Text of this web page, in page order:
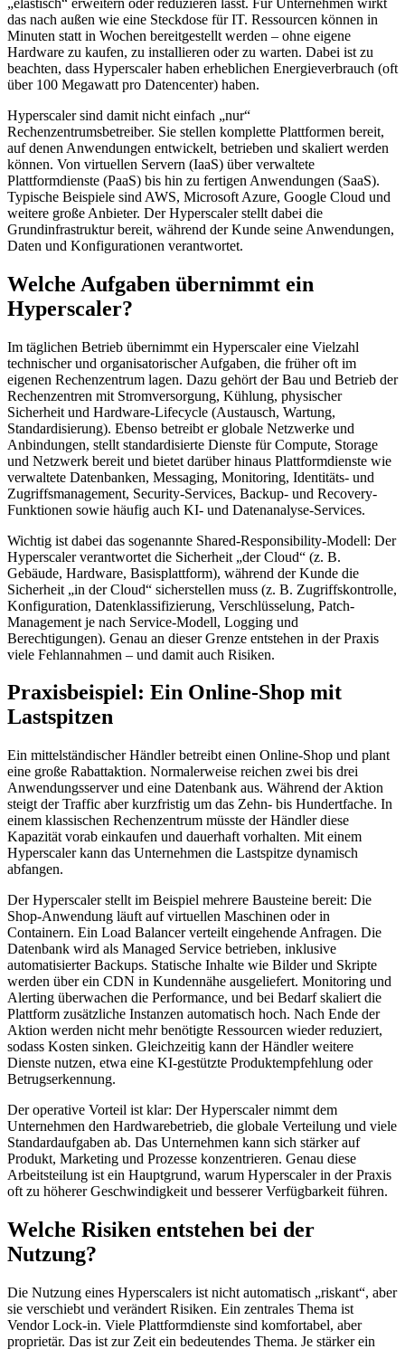
das nach außen wie eine Steckdose für IT. Ressourcen können in
Minuten statt in Wochen bereitgestellt werden – ohne eigene
Hardware zu kaufen, zu installieren oder zu warten. Dabei ist zu
beachten, dass Hyperscaler haben erheblichen Energieverbrauch (oft
über 100 Megawatt pro Datencenter) haben.
Hyperscaler sind damit nicht einfach „nur“
Rechenzentrumsbetreiber. Sie stellen komplette Plattformen bereit,
auf denen Anwendungen entwickelt, betrieben und skaliert werden
können. Von virtuellen Servern (IaaS) über verwaltete
Plattformdienste (PaaS) bis hin zu fertigen Anwendungen (SaaS).
Typische Beispiele sind AWS, Microsoft Azure, Google Cloud und
weitere große Anbieter. Der Hyperscaler stellt dabei die
Grundinfrastruktur bereit, während der Kunde seine Anwendungen,
Daten und Konfigurationen verantwortet.
Welche Aufgaben übernimmt ein
Hyperscaler?
Im täglichen Betrieb übernimmt ein Hyperscaler eine Vielzahl
technischer und organisatorischer Aufgaben, die früher oft im
eigenen Rechenzentrum lagen. Dazu gehört der Bau und Betrieb der
Rechenzentren mit Stromversorgung, Kühlung, physischer
Sicherheit und Hardware-Lifecycle (Austausch, Wartung,
Standardisierung). Ebenso betreibt er globale Netzwerke und
Anbindungen, stellt standardisierte Dienste für Compute, Storage
und Netzwerk bereit und bietet darüber hinaus Plattformdienste wie
verwaltete Datenbanken, Messaging, Monitoring, Identitäts- und
Zugriffsmanagement, Security-Services, Backup- und Recovery-
Funktionen sowie häufig auch KI- und Datenanalyse-Services.
Wichtig ist dabei das sogenannte Shared-Responsibility-Modell: Der
Hyperscaler verantwortet die Sicherheit „der Cloud“ (z. B.
Gebäude, Hardware, Basisplattform), während der Kunde die
Sicherheit „in der Cloud“ sicherstellen muss (z. B. Zugriffskontrolle,
Konfiguration, Datenklassifizierung, Verschlüsselung, Patch-
Management je nach Service-Modell, Logging und
Berechtigungen). Genau an dieser Grenze entstehen in der Praxis
viele Fehlannahmen – und damit auch Risiken.
Praxisbeispiel: Ein Online-Shop mit
Lastspitzen
Ein mittelständischer Händler betreibt einen Online-Shop und plant
eine große Rabattaktion. Normalerweise reichen zwei bis drei
Anwendungsserver und eine Datenbank aus. Während der Aktion
steigt der Traffic aber kurzfristig um das Zehn- bis Hundertfache. In
einem klassischen Rechenzentrum müsste der Händler diese
Kapazität vorab einkaufen und dauerhaft vorhalten. Mit einem
Hyperscaler kann das Unternehmen die Lastspitze dynamisch
abfangen.
Der Hyperscaler stellt im Beispiel mehrere Bausteine bereit: Die
Shop-Anwendung läuft auf virtuellen Maschinen oder in
Containern. Ein Load Balancer verteilt eingehende Anfragen. Die
Datenbank wird als Managed Service betrieben, inklusive
automatisierter Backups. Statische Inhalte wie Bilder und Skripte
werden über ein CDN in Kundennähe ausgeliefert. Monitoring und
Alerting überwachen die Performance, und bei Bedarf skaliert die
Plattform zusätzliche Instanzen automatisch hoch. Nach Ende der
Aktion werden nicht mehr benötigte Ressourcen wieder reduziert,
sodass Kosten sinken. Gleichzeitig kann der Händler weitere
Dienste nutzen, etwa eine KI-gestützte Produktempfehlung oder
Betrugserkennung.
Der operative Vorteil ist klar: Der Hyperscaler nimmt dem
Unternehmen den Hardwarebetrieb, die globale Verteilung und viele
Standardaufgaben ab. Das Unternehmen kann sich stärker auf
Produkt, Marketing und Prozesse konzentrieren. Genau diese
Arbeitsteilung ist ein Hauptgrund, warum Hyperscaler in der Praxis
oft zu höherer Geschwindigkeit und besserer Verfügbarkeit führen.
Welche Risiken entstehen bei der
Nutzung?
Die Nutzung eines Hyperscalers ist nicht automatisch „riskant“, aber
sie verschiebt und verändert Risiken. Ein zentrales Thema ist
Vendor Lock-in. Viele Plattformdienste sind komfortabel, aber
proprietär. Das ist zur Zeit ein bedeutendes Thema. Je stärker ein